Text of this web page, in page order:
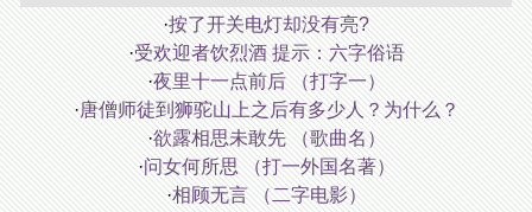
·按了开关电灯却没有亮?
·受欢迎者饮烈酒 提示：六字俗语
·夜里十一点前后 （打字一）
·唐僧师徒到狮驼山上之后有多少人？为什么？
·欲露相思未敢先 （歌曲名）
·问女何所思 （打一外国名著）
·相顾无言 （二字电影）